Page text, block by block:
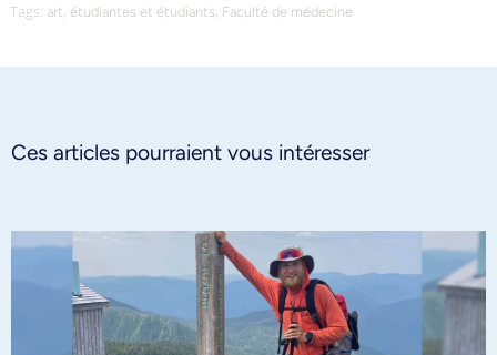
Tags: art, étudiantes et étudiants, Faculté de médecine
Ces articles pourraient vous intéresser